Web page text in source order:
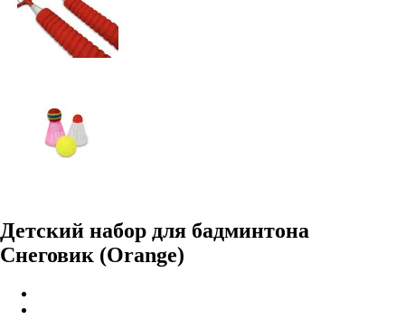
Детский набор для бадминтона
Снеговик (Orange)